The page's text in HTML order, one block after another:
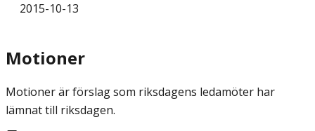
2015-10-13
Motioner
Motioner är förslag som riksdagens ledamöter har
lämnat till riksdagen.